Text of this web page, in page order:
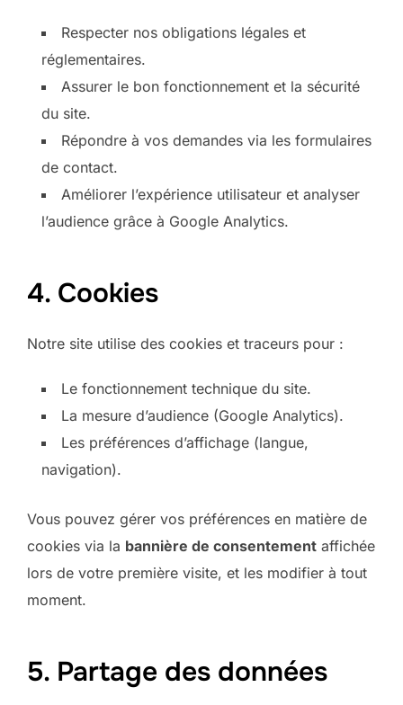
Respecter nos obligations légales et
réglementaires.
Assurer le bon fonctionnement et la sécurité
du site.
Répondre à vos demandes via les formulaires
de contact.
Améliorer l’expérience utilisateur et analyser
l’audience grâce à Google Analytics.
4. Cookies
Notre site utilise des cookies et traceurs pour :
Le fonctionnement technique du site.
La mesure d’audience (Google Analytics).
Les préférences d’affichage (langue,
navigation).
Vous pouvez gérer vos préférences en matière de
cookies via la bannière de consentement affichée
lors de votre première visite, et les modifier à tout
moment.
5. Partage des données